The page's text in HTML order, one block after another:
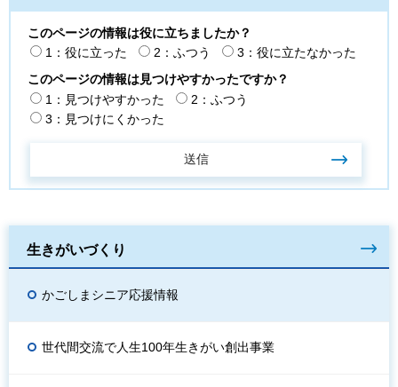
このページの情報は役に立ちましたか？
1：役に立った
2：ふつう
3：役に立たなかった
このページの情報は見つけやすかったですか？
1：見つけやすかった
2：ふつう
3：見つけにくかった
生きがいづくり
かごしまシニア応援情報
世代間交流で人生100年生きがい創出事業